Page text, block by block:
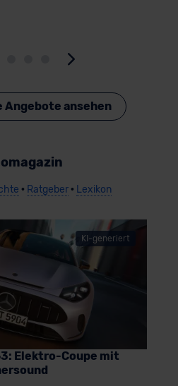
Angebote ansehen
• Ratgeber• Lexikon
KI-generiert
Elektro-Coupe mit